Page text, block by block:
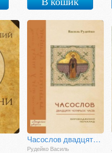
Часослов двадцяти чотирьох часів: Впровадження. Переклад
Рудейко Василь